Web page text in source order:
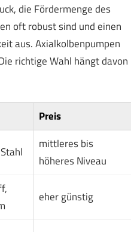
die Fördermenge des
oft robust sind und einen
aus. Axialkolbenpumpen
richtige Wahl hängt davon
Preis
mittleres bis
höheres Niveau
eher günstig